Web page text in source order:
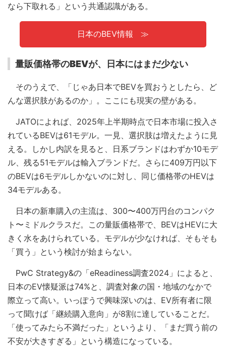
なら下取れる」という共通認識がある。
日本のBEV情報
量販価格帯のBEVが、日本にはまだ少ない
そのうえで、「じゃあ日本でBEVを買おうとしたら、ど
んな選択肢があるのか」。ここにも現実の壁がある。
JATOによれば、2025年上半期時点で日本市場に投入さ
れているBEVは61モデル。一見、選択肢は増えたように見
える。しかし内訳を見ると、日系ブランドはわずか10モデ
ル、残る51モデルは輸入ブランドだ。さらに409万円以下
のBEVは6モデルしかないのに対し、同じ価格帯のHEVは
34モデルある。
日本の新車購入の主流は、300〜400万円台のコンパク
ト〜ミドルクラスだ。この量販価格帯で、BEVはHEVに大
きく水をあけられている。モデルが少なければ、そもそも
「買う」という検討が始まらない。
PwC Strategy&の「eReadiness調査2024」によると、
日本のEV懐疑派は74%と、調査対象の国・地域のなかで
際立って高い。いっぽうで興味深いのは、EV所有者に限
って聞けば「継続購入意向」が8割に達していることだ。
「使ってみたら不満だった」というより、「まだ買う前の
不安が大きすぎる」という構造になっている。